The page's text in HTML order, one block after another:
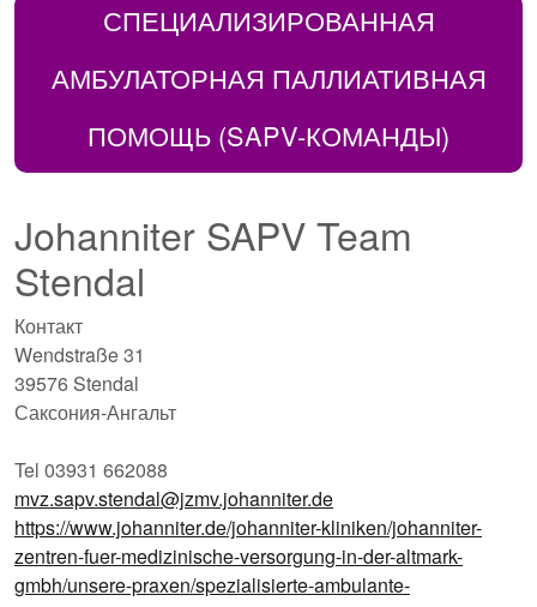
СПЕЦИАЛИЗИРОВАННАЯ
АМБУЛАТОРНАЯ ПАЛЛИАТИВНАЯ
ПОМОЩЬ (SAPV-КОМАНДЫ)
Johanniter SAPV Team
Stendal
Контакт
Wendstraße 31
39576 Stendal
Саксония-Ангальт
Tel 03931 662088
mvz.sapv.stendal@jzmv.johanniter.de
https://www.johanniter.de/johanniter-kliniken/johanniter-
zentren-fuer-medizinische-versorgung-in-der-altmark-
gmbh/unsere-praxen/spezialisierte-ambulante-